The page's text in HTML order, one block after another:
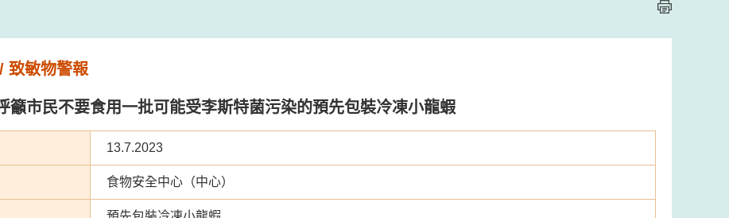
致敏物警報
籲市民不要食用一批可能受李斯特菌污染的預先包裝冷凍小龍蝦
13.7.2023
食物安全中心（中心）